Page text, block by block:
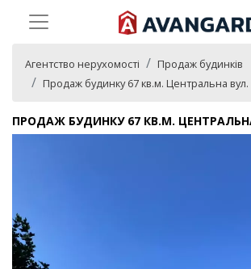
Агентство нерухомості
Продаж будинків
Продаж будинку 67 кв.м. Центральна вул.
ПРОДАЖ БУДИНКУ 67 КВ.М.